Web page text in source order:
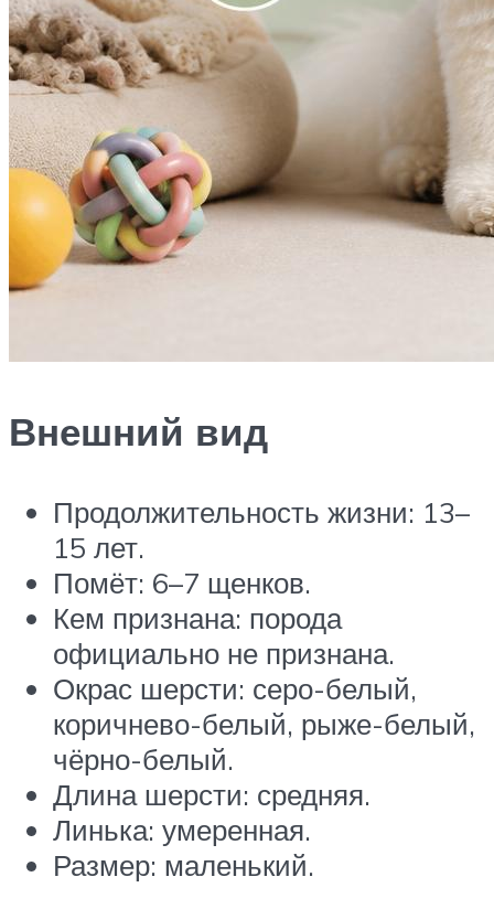
Внешний вид
Продолжительность жизни: 13–
15 лет.
Помёт: 6–7 щенков.
Кем признана: порода
официально не признана.
Окрас шерсти: серо-белый,
коричнево-белый, рыже-белый,
чёрно-белый.
Длина шерсти: средняя.
Линька: умеренная.
Размер: маленький.